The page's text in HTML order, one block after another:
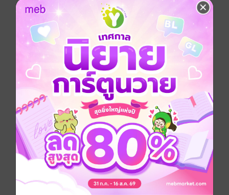
อยากได้ ซื้อเป็นของขวัญ แชร์
ฉันแอบชอบหนุ่มหล่อประจำโรงเรียน ทั้งที่ใจกล้าหน้าด้าน
ไปสารภาพรัก ดันถูกปฏิเสธจนหน้าหงาย ว่าเป็นยัยสัตว์
ประหลาด คอยดูเถอะถ้าฉันสวยขึ้นมาวันไหน จะเอาให้
หนักเลย
รักวัยรุ่น โรแมนติก โรงเรียน แอบรัก
มัธยม
ประเภทไฟล์ pdf, epub(สารบัญ)